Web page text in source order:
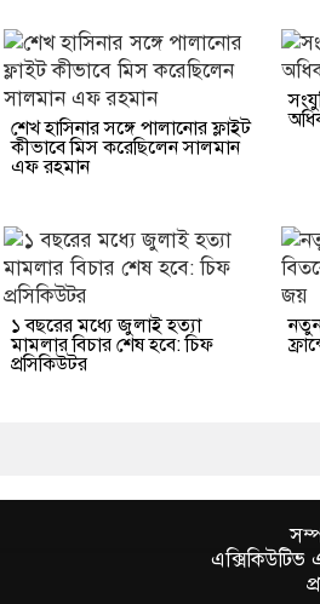
শেখ হাসিনার সঙ্গে পালানোর ফ্লাইট
কীভাবে মিস করেছিলেন সালমান
এফ রহমান
১ বছরের মধ্যে জুলাই হত্যা
মামলার বিচার শেষ হবে: চিফ
প্রসিকিউটর
এক্সিকিউটিভ